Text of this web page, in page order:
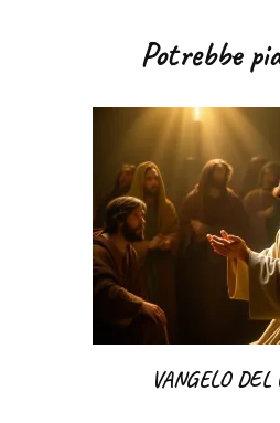
articoliPotrebbe
VANGELO DEL